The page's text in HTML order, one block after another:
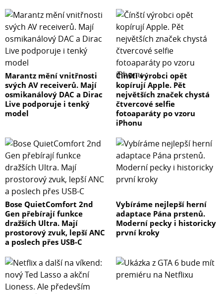
Marantz mění vnitřnosti
svých AV receiverů. Mají
osmikanálový DAC a Dirac
Live podporuje i tenký
model
Čínští výrobci opět
kopírují Apple. Pět
největších značek chystá
čtvercové selfie
fotoaparáty po vzoru
iPhonu
Bose QuietComfort 2nd
Gen přebírají funkce
dražších Ultra. Mají
prostorový zvuk, lepší ANC
a poslech přes USB-C
Vybíráme nejlepší herní
adaptace Pána prstenů.
Moderní pecky i historicky
první kroky